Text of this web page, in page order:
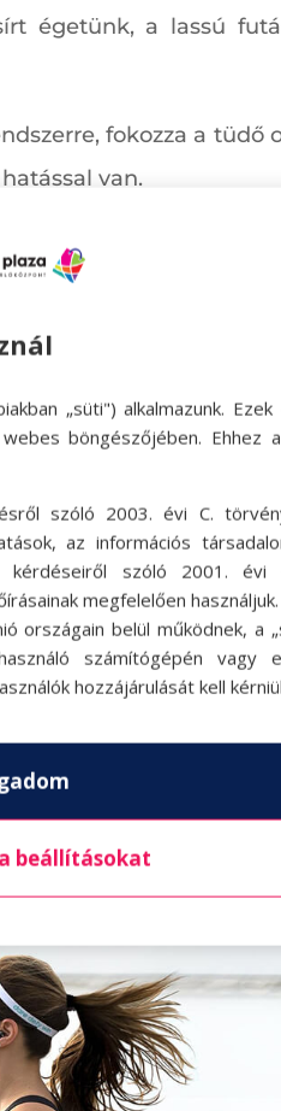
égetünk, a lassú
fokozza a tüdő
van.
ami a kalóriákat is
éget el, ráadásul egy
és az
a futásnál,
is kiválóan
lehet. Így szinte
utóbbi bárhová
héten kisorsolt rollert.
„süti") alkalmazunk. Ezek
böngészőjében. Ehhez
szóló 2003. évi C.
az információs
kérdéseiről szóló 2001. évi
megfelelően
országain belül működnek, a
számítógépén vagy
hozzájárulását kell
beállításokat